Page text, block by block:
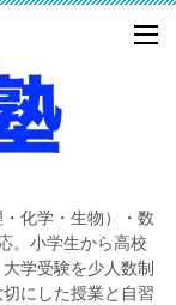
化学・生物）・数
。小学生から高校
学受験を少人数制
にした授業と自習